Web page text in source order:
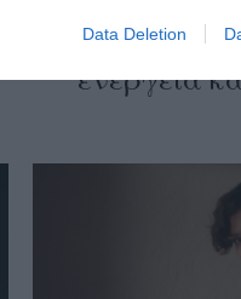
Data Deletion
ενέργεια